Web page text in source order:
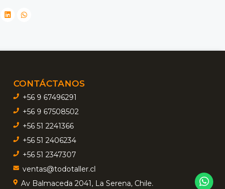
CONTÁCTANOS
+56 9 67496291
+56 9 67508502
+56 51 2241366
+56 51 2406234
+56 51 2347307
ventas@todotaller.cl
Av Balmaceda 2041, La Serena, Chile.